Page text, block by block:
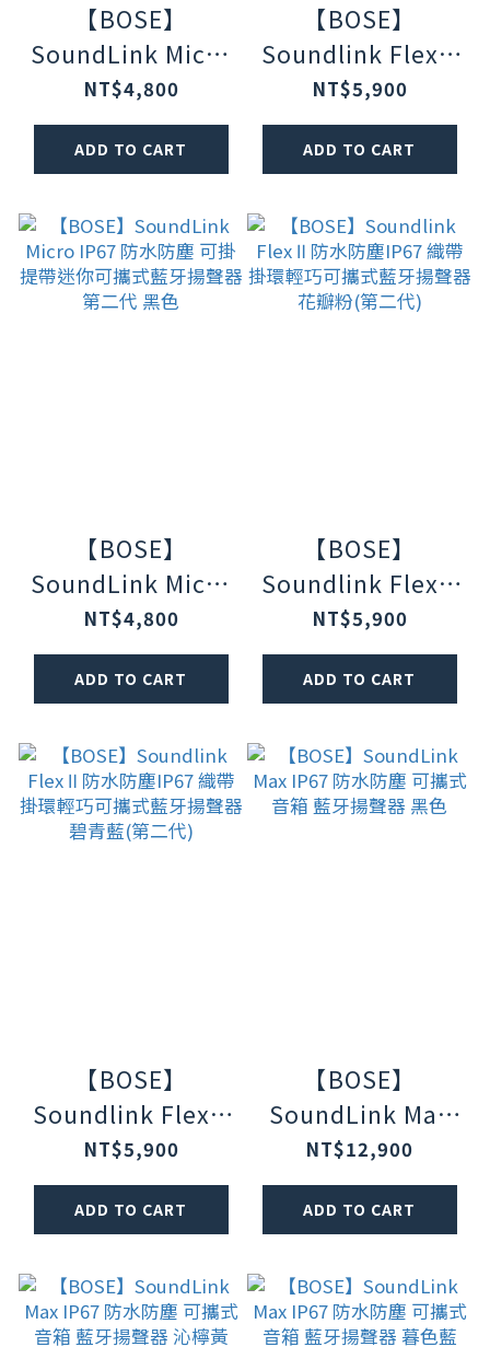
【BOSE】
SoundLink Micro
IP67 防水防塵 可
掛提帶迷你可攜式
藍牙揚聲器 第二代
NT$4,800
ADD TO CART
【BOSE】
Soundlink Flex Ⅱ
防水防塵IP67 織
帶掛環輕巧可攜式
藍牙揚聲器 黑色
NT$5,900
ADD TO CART
【BOSE】
SoundLink Micro
IP67 防水防塵 可
掛提帶迷你可攜式
藍牙揚聲器 第二代
NT$4,800
ADD TO CART
【BOSE】
Soundlink Flex Ⅱ
防水防塵IP67 織
帶掛環輕巧可攜式
藍牙揚聲器 花瓣粉
NT$5,900
ADD TO CART
【BOSE】
Soundlink Flex Ⅱ
防水防塵IP67 織
帶掛環輕巧可攜式
藍牙揚聲器 碧青藍
NT$5,900
ADD TO CART
【BOSE】
SoundLink Max
IP67 防水防塵 可
攜式音箱 藍牙揚聲
器 黑色
NT$12,900
ADD TO CART